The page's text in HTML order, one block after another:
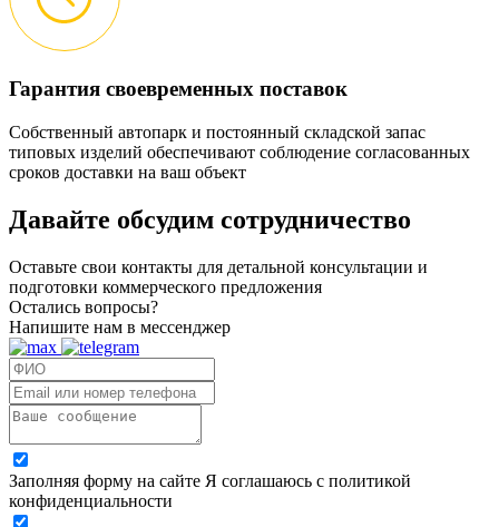
Гарантия своевременных поставок
Собственный автопарк и постоянный складской запас
типовых изделий обеспечивают соблюдение согласованных
сроков доставки на ваш объект
Давайте обсудим сотрудничество
Оставьте свои контакты для детальной консультации и
подготовки коммерческого предложения
Остались вопросы?
Напишите нам в мессенджер
Заполняя форму на сайте Я соглашаюсь с политикой
конфиденциальности